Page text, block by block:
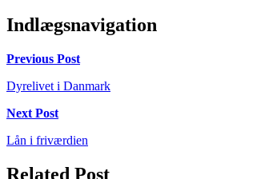
Indlægsnavigation
Previous Post
Dyrelivet i Danmark
Next Post
Lån i friværdien
Related Post